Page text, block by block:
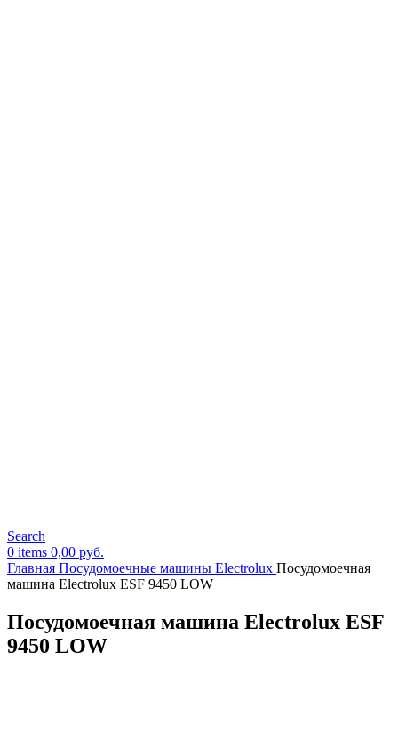
Search
0 items 0,00 руб.
Главная Посудомоечные машины Electrolux Посудомоечная
машина Electrolux ESF 9450 LOW
Посудомоечная машина Electrolux ESF
9450 LOW